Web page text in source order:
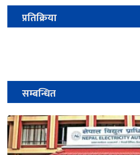
प्रतिक्रिया
सम्बन्धित